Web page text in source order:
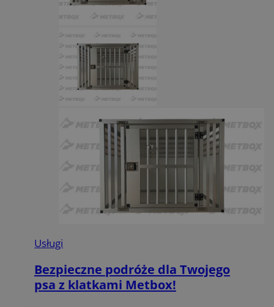
Usługi
Bezpieczne podróże dla Twojego
psa z klatkami Metbox!